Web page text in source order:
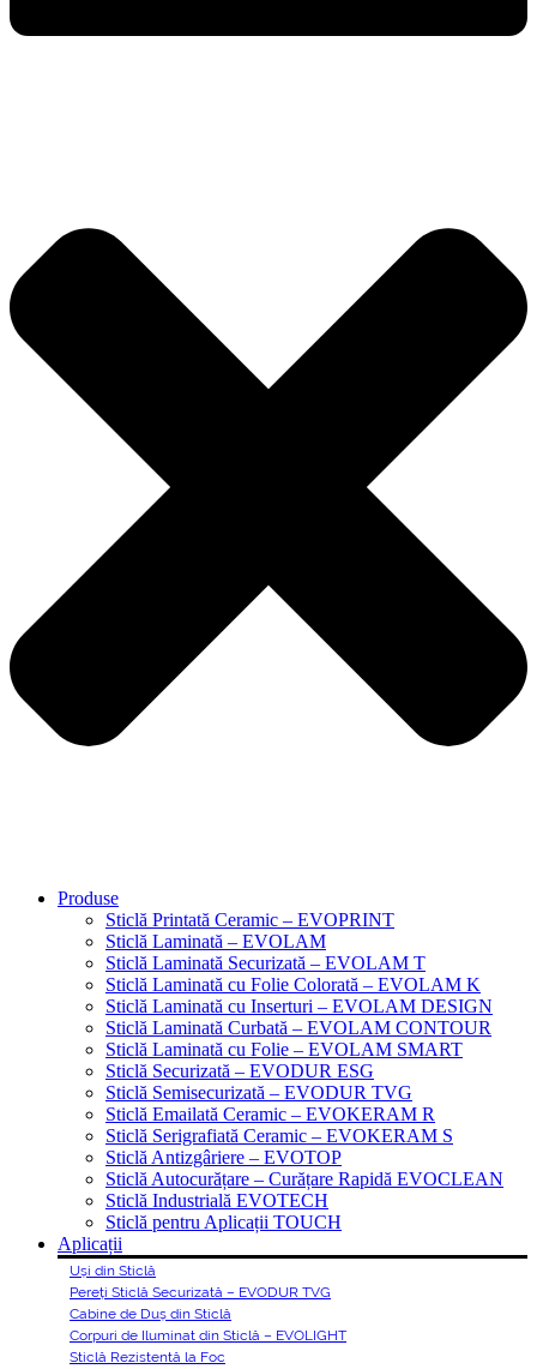
Produse
Sticlă Printată Ceramic – EVOPRINT
Sticlă Laminată – EVOLAM
Sticlă Laminată Securizată – EVOLAM T
Sticlă Laminată cu Folie Colorată – EVOLAM K
Sticlă Laminată cu Inserturi – EVOLAM DESIGN
Sticlă Laminată Curbată – EVOLAM CONTOUR
Sticlă Laminată cu Folie – EVOLAM SMART
Sticlă Securizată – EVODUR ESG
Sticlă Semisecurizată – EVODUR TVG
Sticlă Emailată Ceramic – EVOKERAM R
Sticlă Serigrafiată Ceramic – EVOKERAM S
Sticlă Antizgâriere – EVOTOP
Sticlă Autocurățare – Curățare Rapidă EVOCLEAN
Sticlă Industrială EVOTECH
Sticlă pentru Aplicații TOUCH
Aplicații
Uși din Sticlă
Pereți Sticlă Securizată – EVODUR TVG
Cabine de Duș din Sticlă
Corpuri de Iluminat din Sticlă – EVOLIGHT
Sticlă Rezistentă la Foc